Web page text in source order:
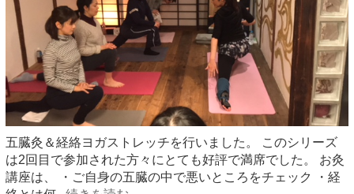
五臓灸＆経絡ヨガストレッチを行いました。 このシリーズ
は2回目で参加された方々にとても好評で満席でした。 お灸
講座は、 ・ご自身の五臓の中で悪いところをチェック ・経